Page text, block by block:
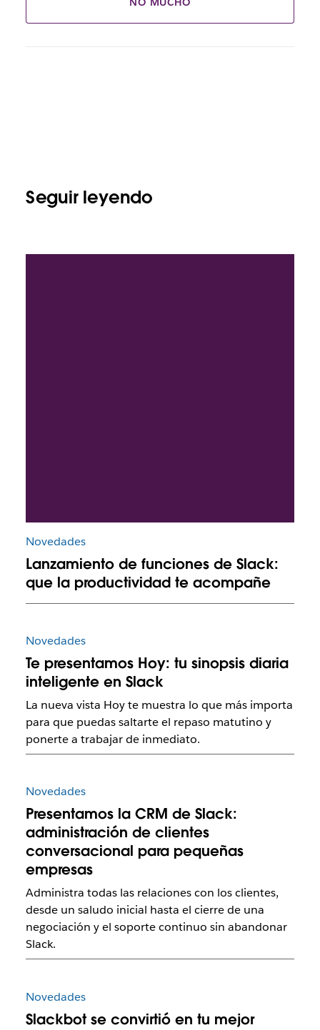
Seguir leyendo
Novedades
Lanzamiento de funciones de Slack:
que la productividad te acompañe
Novedades
Te presentamos Hoy: tu sinopsis diaria
inteligente en Slack
La nueva vista Hoy te muestra lo que más importa
para que puedas saltarte el repaso matutino y
ponerte a trabajar de inmediato.
Novedades
Presentamos la CRM de Slack:
administración de clientes
conversacional para pequeñas
empresas
Administra todas las relaciones con los clientes,
desde un saludo inicial hasta el cierre de una
negociación y el soporte continuo sin abandonar
Slack.
Novedades
Slackbot se convirtió en tu mejor